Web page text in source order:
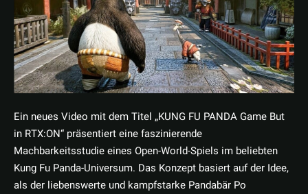
Ein neues Video mit dem Titel „KUNG FU PANDA Game But
in RTX:ON“ präsentiert eine faszinierende
Machbarkeitsstudie eines Open-World-Spiels im beliebten
Kung Fu Panda-Universum. Das Konzept basiert auf der Idee,
als der liebenswerte und kampfstarke Pandabär Po